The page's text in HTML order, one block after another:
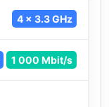
4 x 3.3 GHz
1 000 Mbit/s